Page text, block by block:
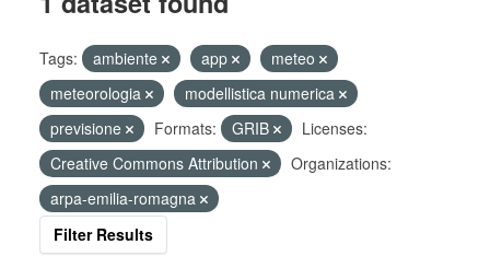
Tags: ambiente app
meteo
meteorologia
modellistica numerica
previsione
Formats: GRIB
Licenses:
Creative Commons Attribution
Organizations:
arpa-emilia-romagna
Filter Results